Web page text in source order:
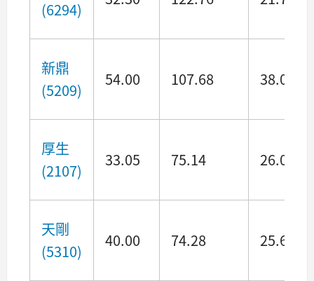
(6294)
新鼎
(5209)
54.00 107.68 38.07
厚生
(2107)
33.05 75.14 26.08
天剛
(5310)
40.00 74.28 25.64